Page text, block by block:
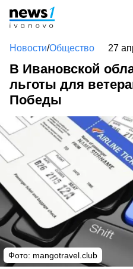
Новости/Общество 27
В Ивановской
льготы для
Победы
Фото: mangotravel.club